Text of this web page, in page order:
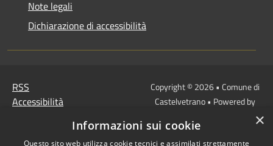
Note legali
Dichiarazione di accessibilità
RSS
Accessibilità
Copyright © 2026 • Comune di
Castelvetrano • Powered by
redazione
×
Informazioni sui cookie
Questo sito web utilizza cookie tecnici e assimilati strettamente